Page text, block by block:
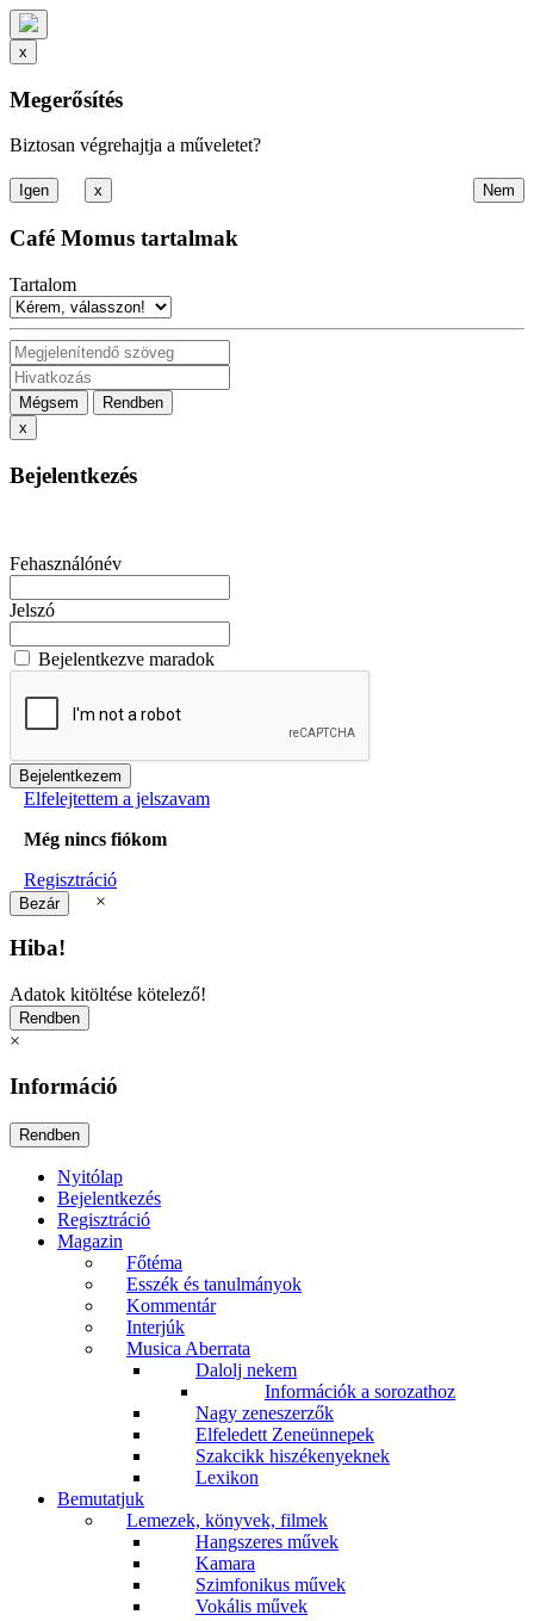
x
Megerősítés
Biztosan végrehajtja a műveletet?
x
Café Momus tartalmak
Tartalom
Mégsem
Rendben
x
Bejelentkezés
Fehasználónév
Jelszó
Bejelentkezve maradok
Elfelejtettem a jelszavam
Még nincs fiókom
Regisztráció
×
Hiba!
Adatok kitöltése kötelező!
×
Információ
Nyitólap
Bejelentkezés
Regisztráció
Magazin
Főtéma
Esszék és tanulmányok
Kommentár
Interjúk
Musica Aberrata
Dalolj nekem
Információk a sorozathoz
Nagy zeneszerzők
Elfeledett Zeneünnepek
Szakcikk hiszékenyeknek
Lexikon
Bemutatjuk
Lemezek, könyvek, filmek
Hangszeres művek
Kamara
Szimfonikus művek
Vokális művek